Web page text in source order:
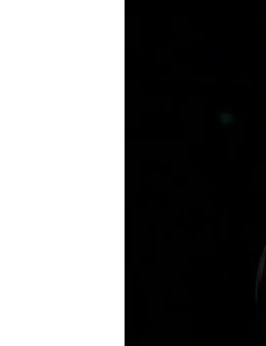
25 de
La
pasado